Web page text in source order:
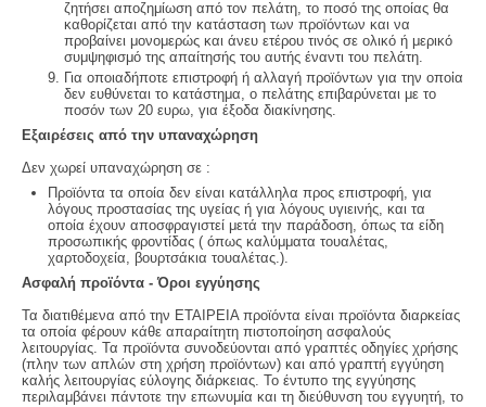
ζητήσει αποζημίωση από τον πελάτη, το ποσό της οποίας θα
καθορίζεται από την κατάσταση των προϊόντων και να
προβαίνει μονομερώς και άνευ ετέρου τινός σε ολικό ή μερικό
συμψηφισμό της απαίτησής του αυτής έναντι του πελάτη.
Για οποιαδήποτε επιστροφή ή αλλαγή προϊόντων για την οποἰα
δεν ευθύνεται το κατάστημα, ο πελάτης επιβαρύνεται με το
ποσόν των 20 ευρω, για έξοδα διακίνησης.
Εξαιρέσεις από την υπαναχώρηση
Δεν χωρεί υπαναχώρηση σε :
Προϊόντα τα οποία δεν είναι κατάλληλα προς επιστροφή, για
λόγους προστασίας της υγείας ή για λόγους υγιεινής, και τα
οποία έχουν αποσφραγιστεί μετά την παράδοση, όπως τα είδη
προσωπικής φροντίδας ( όπως καλύμματα τουαλέτας,
χαρτοδοχεία, βουρτσάκια τουαλέτας.).
Ασφαλή προϊόντα - Όροι εγγύησης
Τα διατιθέμενα από την ΕΤΑΙΡΕΙΑ προϊόντα είναι προϊόντα διαρκείας
τα οποία φέρουν κάθε απαραίτητη πιστοποίηση ασφαλούς
λειτουργίας. Τα προϊόντα συνοδεύονται από γραπτές οδηγίες χρήσης
(πλην των απλών στη χρήση προϊόντων) και από γραπτή εγγύηση
καλής λειτουργίας εύλογης διάρκειας. Το έντυπο της εγγύησης
περιλαμβάνει πάντοτε την επωνυμία και τη διεύθυνση του εγγυητή, το